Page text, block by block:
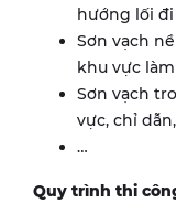
hướng lối đi
Sơn vạch
khu vực
Sơn vạch
vực, chỉ
…
Quy trình thi